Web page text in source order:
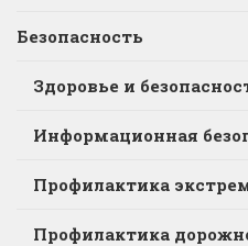
Безопасность
Здоровье и
Информационная
Профилактика
Профилактика